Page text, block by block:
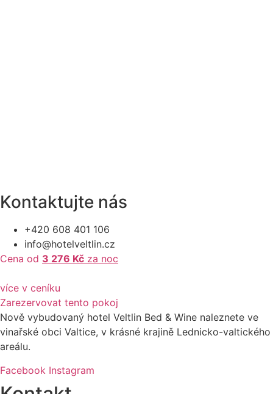
Kontaktujte nás
+420 608 401 106
info@hotelveltlin.cz
Cena od 3 276 Kč za noc
více v ceníku
Zarezervovat tento pokoj
Nově vybudovaný hotel Veltlin Bed & Wine naleznete ve
vinařské obci Valtice, v krásné krajině Lednicko-valtického
areálu.
Facebook Instagram